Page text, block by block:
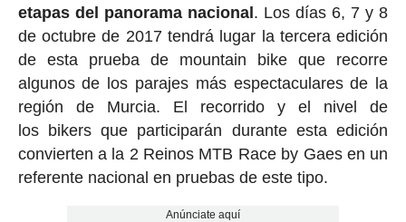
etapas del panorama nacional . Los días 6, 7 y 8
de octubre de 2017 tendrá lugar la tercera edición
de esta prueba de mountain bike que recorre
algunos de los parajes más espectaculares de la
región de Murcia. El recorrido y el nivel de
los bikers que participarán durante esta edición
convierten a la 2 Reinos MTB Race by Gaes en un
referente nacional en pruebas de este tipo.
Anúnciate aquí